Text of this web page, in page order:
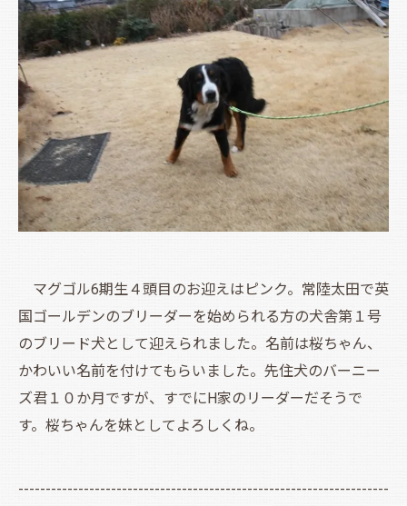
マグゴル6期生４頭目のお迎えはピンク。常陸太田で英
国ゴールデンのブリーダーを始められる方の犬舎第１号
のブリード犬として迎えられました。名前は桜ちゃん、
かわいい名前を付けてもらいました。先住犬のバーニー
ズ君１０か月ですが、すでにH家のリーダーだそうで
す。桜ちゃんを妹としてよろしくね。
--------------------------------------------------------------------